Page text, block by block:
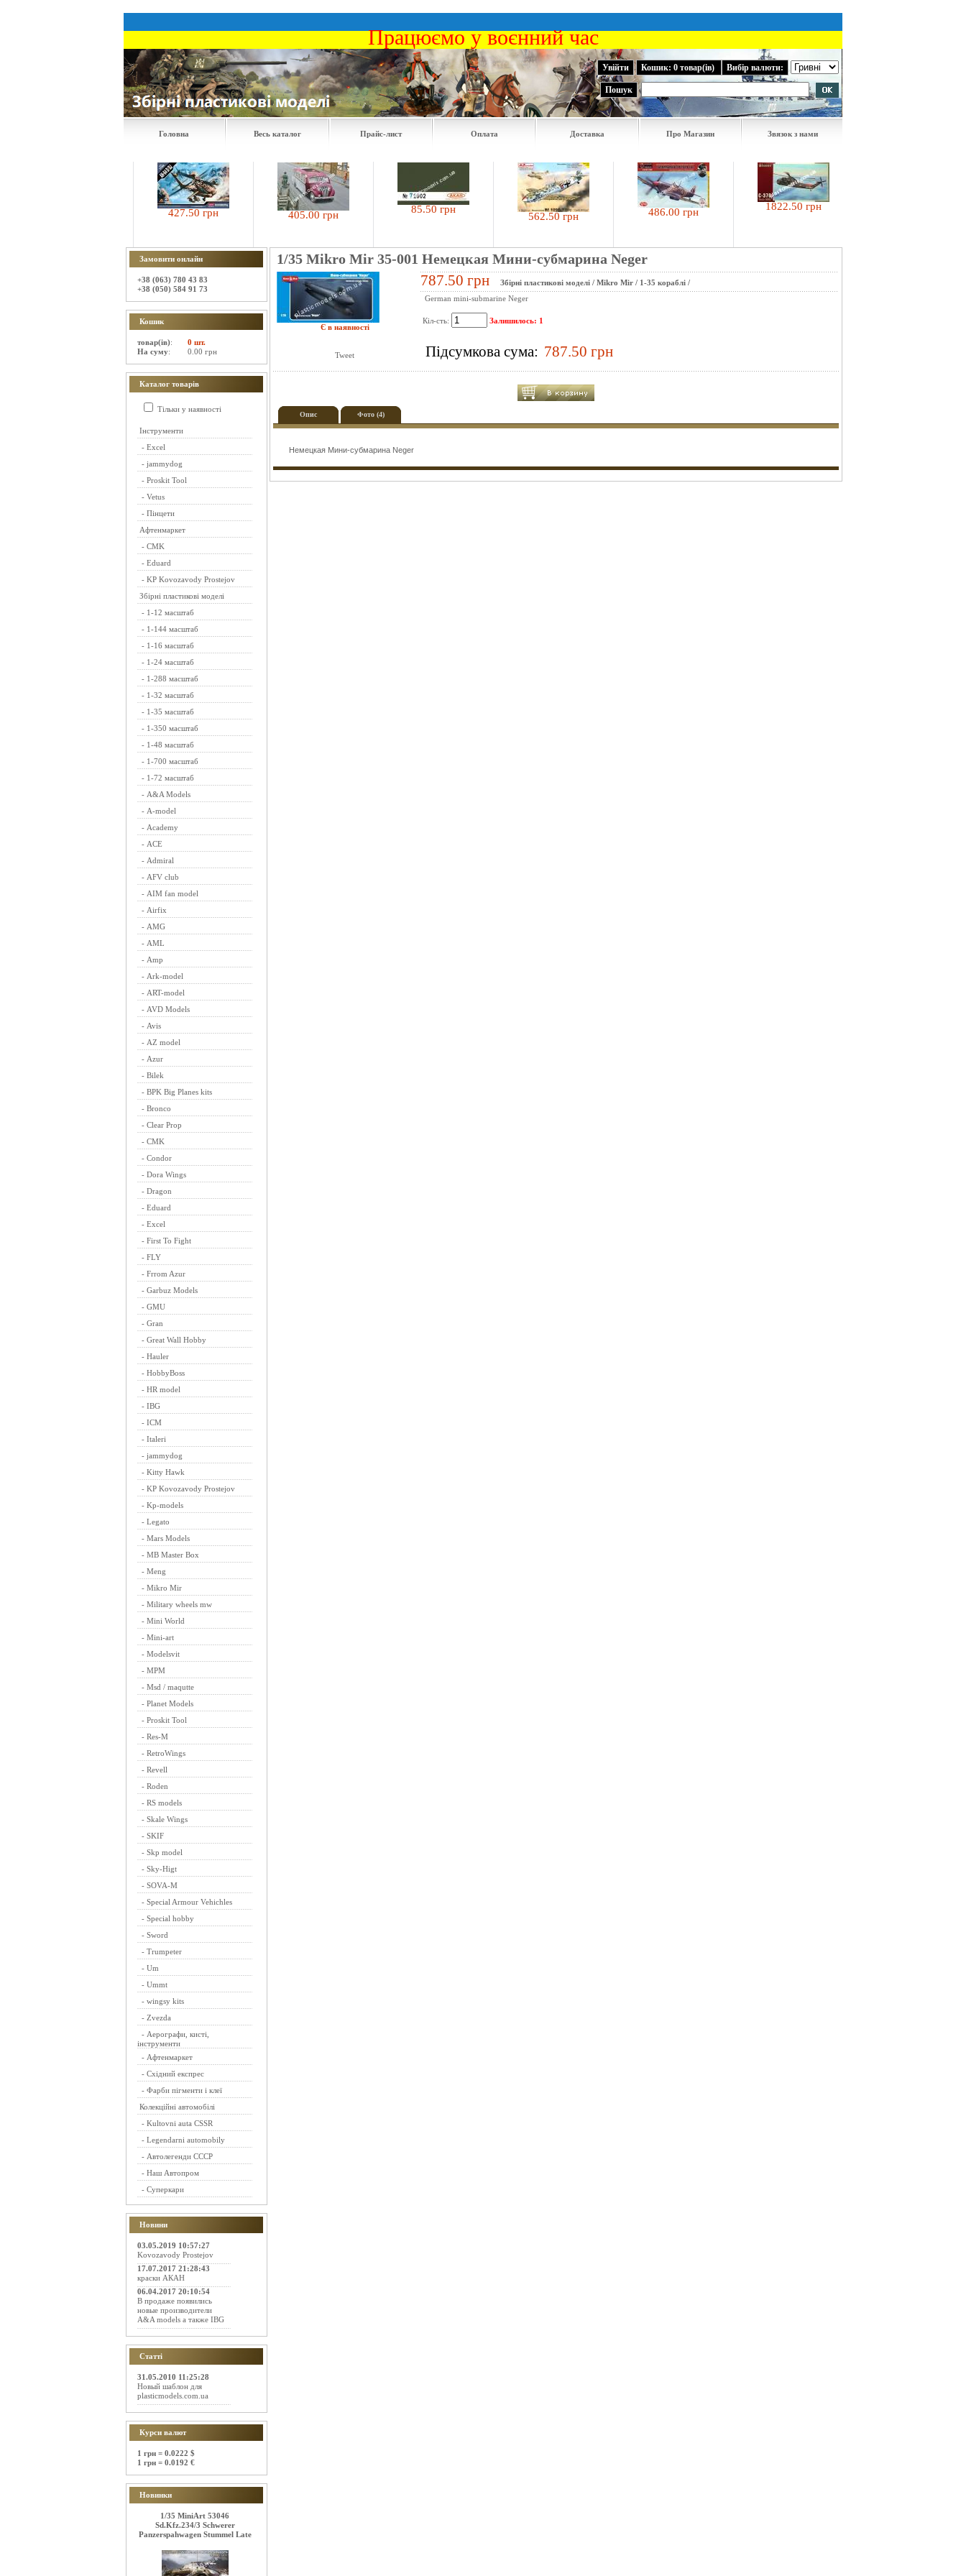
Працюємо у воєнний час
Увійти Кошик: 0 товар(ів) Вибір валюти:
Пошук
Головна Весь каталог Прайс-лист Оплата Доставка Про Магазин Звязок з нами
427.50 грн 405.00 грн 85.50 грн
562.50 грн 486.00 грн
1822.50 грн
Замовити онлайн
+38 (063) 780 43 83
+38 (050) 584 91 73
Кошик
товар(ів):
0 шт.
На суму: 0.00 грн
Каталог товарів
Тільки у наявності
Інструменти
- Excel
- jammydog
- Proskit Tool
- Vetus
- Пінцети
Афтенмаркет
- CMK
- Eduard
- KP Kovozavody Prostejov
Збірні пластикові моделі
- 1-12 масштаб
- 1-144 масштаб
- 1-16 масштаб
- 1-24 масштаб
- 1-288 масштаб
- 1-32 масштаб
- 1-35 масштаб
- 1-350 масштаб
- 1-48 масштаб
- 1-700 масштаб
- 1-72 масштаб
- A&A Models
- A-model
- Academy
- ACE
- Admiral
- AFV club
- AIM fan model
- Airfix
- AMG
- AML
- Amp
- Ark-model
- ART-model
- AVD Models
- Avis
- AZ model
- Azur
- Bilek
- BPK Big Planes kits
- Bronco
- Clear Prop
- CMK
- Condor
- Dora Wings
- Dragon
- Eduard
- Excel
- First To Fight
- FLY
- Frrom Azur
- Garbuz Models
- GMU
- Gran
- Great Wall Hobby
- Hauler
- HobbyBoss
- HR model
- IBG
- ICM
- Italeri
- jammydog
- Kitty Hawk
- KP Kovozavody Prostejov
- Kp-models
- Legato
- Mars Models
- MB Master Box
- Meng
- Mikro Mir
- Military wheels mw
- Mini World
- Mini-art
- Modelsvit
- MPM
- Msd / maqutte
- Planet Models
- Proskit Tool
- Res-M
- RetroWings
- Revell
- Roden
- RS models
- Skale Wings
- SKIF
- Skp model
- Sky-Higt
- SOVA-M
- Special Armour Vehichles
- Special hobby
- Sword
- Trumpeter
- Um
- Ummt
- wingsy kits
- Zvezda
- Аерографи, кисті,
інструменти
- Афтенмаркет
- Східний експрес
- Фарби пігменти і клеї
Колекційні автомобілі
- Kultovni auta CSSR
- Legendarni automobily
- Автолегенди СССР
- Наш Автопром
- Суперкари
Новини
03.05.2019 10:57:27
Kovozavody Prostejov
17.07.2017 21:28:43
краски АКАН
06.04.2017 20:10:54
В продаже появились
новые производители
A&A models а также IBG
Статті
31.05.2010 11:25:28
Новый шаблон для
plasticmodels.com.ua
Курси валют
1 грн = 0.0222 $
1 грн = 0.0192 €
Новинки
1/35 MiniArt 53046
Sd.Kfz.234/3 Schwerer
Panzerspahwagen Stummel Late
1/35 Mikro Mir 35-001 Немецкая Мини-субмарина Neger
Є в наявності
Tweet
787.50 грн Збірні пластикові моделі / Mikro Mir / 1-35 кораблі /
German mini-submarine Neger
Кіл-сть: Залишилось: 1
Підсумкова сума:
Опис Фото (4)
Немецкая Мини-субмарина Neger